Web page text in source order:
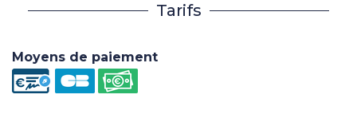
Tarifs
Moyens de paiement